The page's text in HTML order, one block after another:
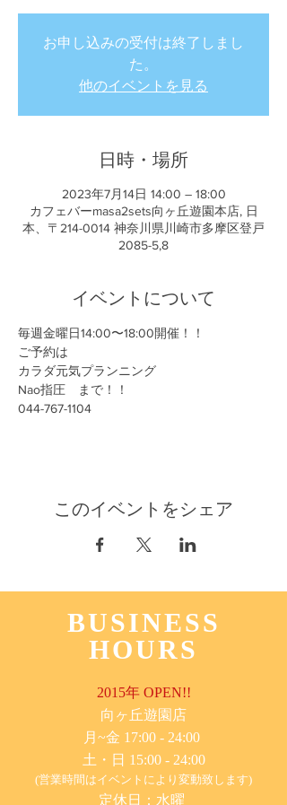
お申し込みの受付は終了しまし
た。
他のイベントを見る
日時・場所
2023年7月14日 14:00 – 18:00
カフェバーmasa2sets向ヶ丘遊園本店, 日
本、〒214-0014 神奈川県川崎市多摩区登戸
2085-5,8
イベントについて
毎週金曜日14:00〜18:00開催！！
ご予約は
カラダ元気プランニング
Nao指圧　まで！！
044-767-1104
このイベントをシェア
BUSINESS
HOURS
2015年 OPEN!!
​向ヶ丘遊園店
月~金 17:00 - 24:00
土・日 15:00 - 24:00
(営業時間はイベントにより変動致します)
定休日：水曜